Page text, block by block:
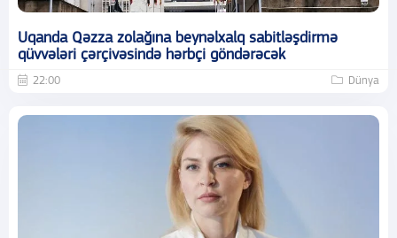
Uqanda Qəzza zolağına beynəlxalq sabitləşdirmə
qüvvələri çərçivəsində hərbçi göndərəcək
22:00 Dünya